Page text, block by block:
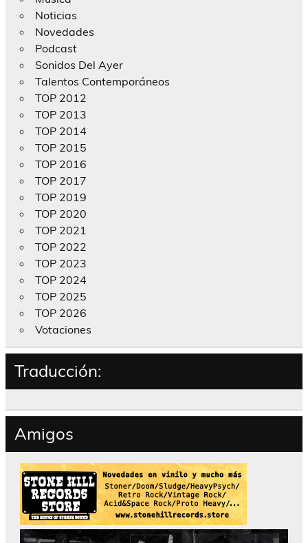
Noticias
Novedades
Podcast
Sonidos Del Ayer
Talentos Contemporáneos
TOP 2012
TOP 2013
TOP 2014
TOP 2015
TOP 2016
TOP 2017
TOP 2019
TOP 2020
TOP 2021
TOP 2022
TOP 2023
TOP 2024
TOP 2025
TOP 2026
Votaciones
Traducción:
Amigos